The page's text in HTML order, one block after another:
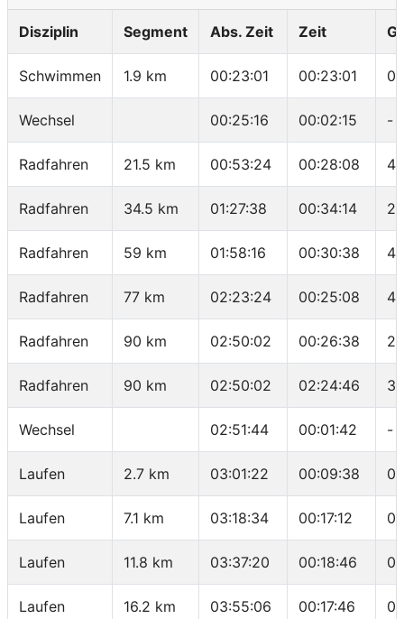
Disziplin Segment Abs. Zeit Zeit
Schwimmen 1.9 km 00:23:01 00:23:01
Wechsel 00:25:16 00:02:15 -
Radfahren 21.5 km 00:53:24 00:28:08
Radfahren 34.5 km 01:27:38 00:34:14
Radfahren 59 km 01:58:16 00:30:38
Radfahren 77 km 02:23:24 00:25:08
Radfahren 90 km 02:50:02 00:26:38
Radfahren 90 km 02:50:02 02:24:46
Wechsel 02:51:44 00:01:42 -
Laufen 2.7 km 03:01:22 00:09:38
Laufen 7.1 km 03:18:34 00:17:12
Laufen 11.8 km 03:37:20 00:18:46
Laufen 16.2 km 03:55:06 00:17:46